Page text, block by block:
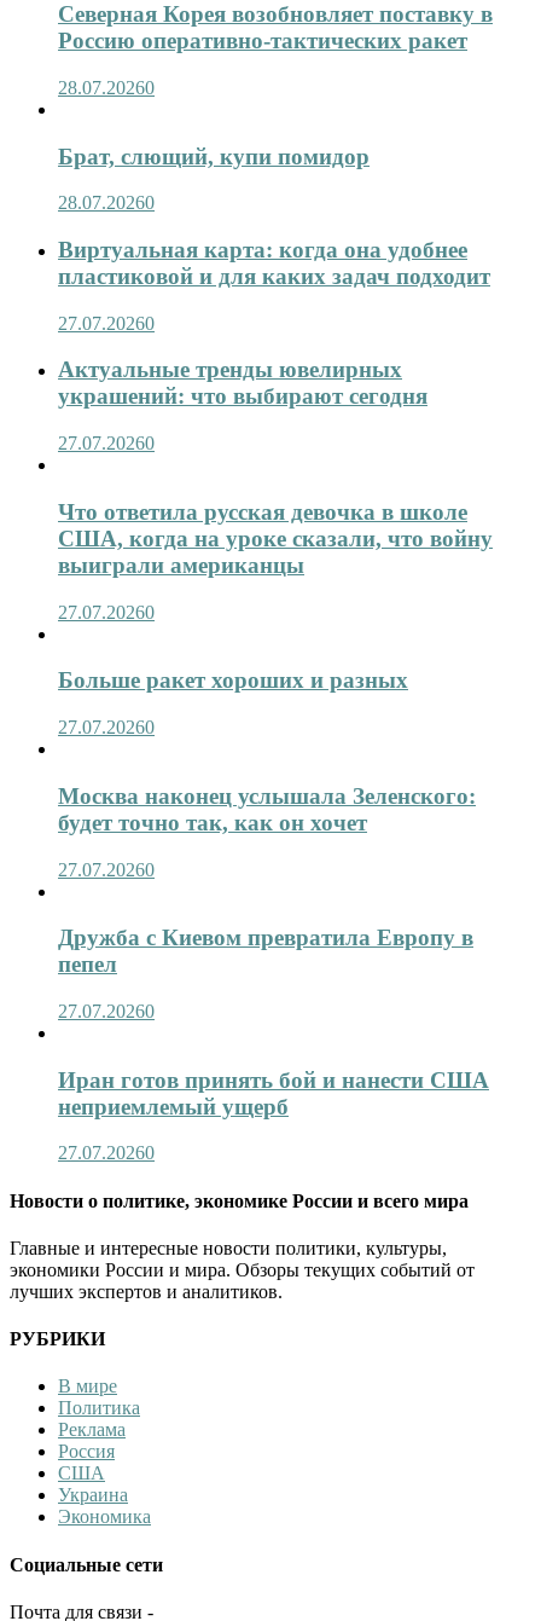
Северная Корея возобновляет поставку в
Россию оперативно-тактических ракет
28.07.20260
Брат, слющий, купи помидор
28.07.20260
Виртуальная карта: когда она удобнее
пластиковой и для каких задач подходит
27.07.20260
Актуальные тренды ювелирных
украшений: что выбирают сегодня
27.07.20260
Что ответила русская девочка в школе
США, когда на уроке сказали, что войну
выиграли американцы
27.07.20260
Больше ракет хороших и разных
27.07.20260
Москва наконец услышала Зеленского:
будет точно так, как он хочет
27.07.20260
Дружба с Киевом превратила Европу в
пепел
27.07.20260
Иран готов принять бой и нанести США
неприемлемый ущерб
27.07.20260
Новости о политике, экономике России и всего мира
Главные и интересные новости политики, культуры,
экономики России и мира. Обзоры текущих событий от
лучших экспертов и аналитиков.
РУБРИКИ
В мире
Политика
Реклама
Россия
США
Украина
Экономика
Социальные сети
Почта для связи -